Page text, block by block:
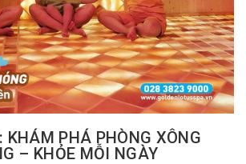
KHÁM PHÁ PHÒNG XÔNG
– KHỎE MỖI NGÀY